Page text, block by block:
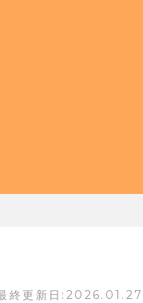
更新日:2026.01.27